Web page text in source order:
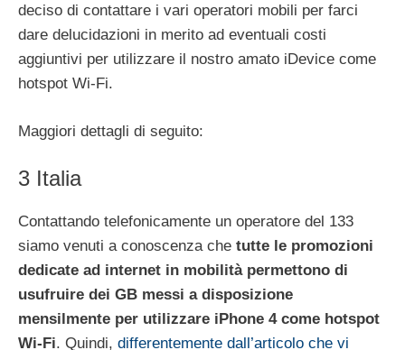
deciso di contattare i vari operatori mobili per farci
dare delucidazioni in merito ad eventuali costi
aggiuntivi per utilizzare il nostro amato iDevice come
hotspot Wi-Fi.
Maggiori dettagli di seguito:
3 Italia
Contattando telefonicamente un operatore del 133
siamo venuti a conoscenza che tutte le promozioni
dedicate ad internet in mobilità permettono di
usufruire dei GB messi a disposizione
mensilmente per utilizzare iPhone 4 come hotspot
Wi-Fi. Quindi, differentemente dall’articolo che vi